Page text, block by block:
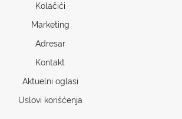
Kolačići
Marketing
Adresar
Kontakt
Aktuelni oglasi
Uslovi korišćenja